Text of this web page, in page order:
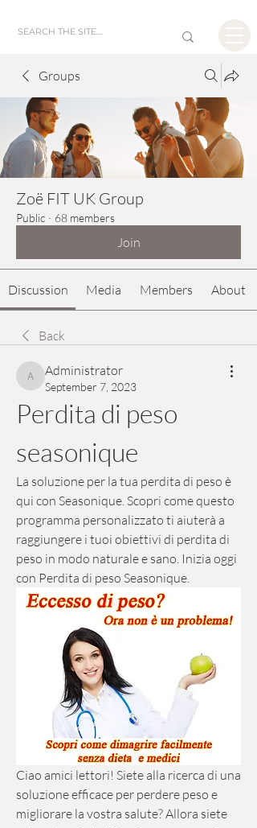
Groups
Zoë FIT UK Group
Public · 68 members
Join
Discussion Media Members About
Back
Administrator
Administrator
September 7, 2023
Perdita di peso
seasonique
La soluzione per la tua perdita di peso è
qui con Seasonique. Scopri come questo
programma personalizzato ti aiuterà a
raggiungere i tuoi obiettivi di perdita di
peso in modo naturale e sano. Inizia oggi
con Perdita di peso Seasonique.
Ciao amici lettori! Siete alla ricerca di una
soluzione efficace per perdere peso e
migliorare la vostra salute? Allora siete